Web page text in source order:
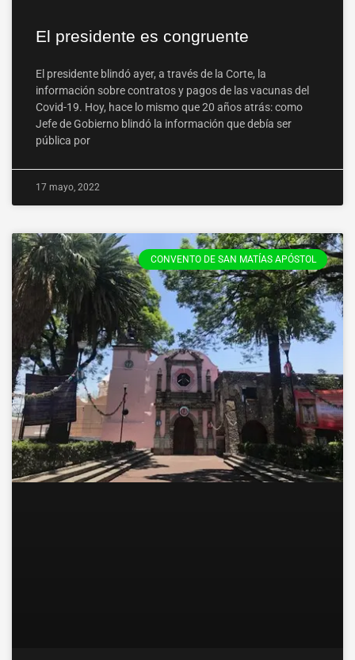
El presidente es congruente
El presidente blindó ayer, a través de la Corte, la
información sobre contratos y pagos de las vacunas del
Covid-19. Hoy, hace lo mismo que 20 años atrás: como
Jefe de Gobierno blindó la información que debía ser
pública por
17 mayo, 2022
CONVENTO DE SAN MATÍAS APÓSTOL